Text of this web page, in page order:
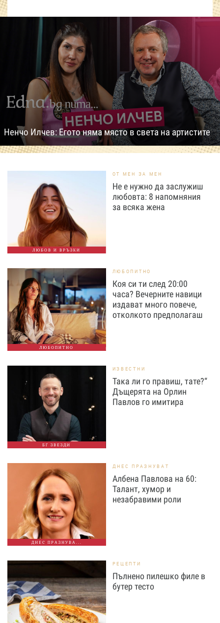
Ненчо Илчев: Егото няма място в света на артистите
ЛЮБОВ И ВРЪЗКИ
ОТ МЕН ЗА МЕН
Не е нужно да заслужиш
любовта: 8 напомняния
за всяка жена
ЛЮБОПИТНО
ЛЮБОПИТНО
Коя си ти след 20:00
часа? Вечерните навици
издават много повече,
отколкото предполагаш
БГ ЗВЕЗДИ
ИЗВЕСТНИ
Така ли го правиш, тате?“
Дъщерята на Орлин
Павлов го имитира
ДНЕС ПРАЗНУВА...
ДНЕС ПРАЗНУВАТ
Албена Павлова на 60:
Талант, хумор и
незабравими роли
РЕЦЕПТИ
Пълнено пилешко филе в
бутер тесто